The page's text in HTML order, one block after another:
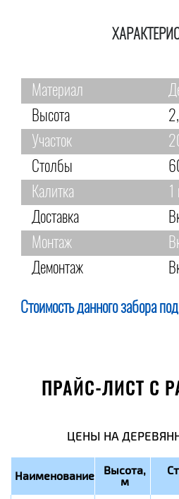
Материал
Высота
Участок
Столбы
Калитка
Доставка
Монтаж
Демонтаж
Стоимость данного забора
ПРАЙС-ЛИСТ С
ЦЕНЫ НА
Наименование Высота,
м